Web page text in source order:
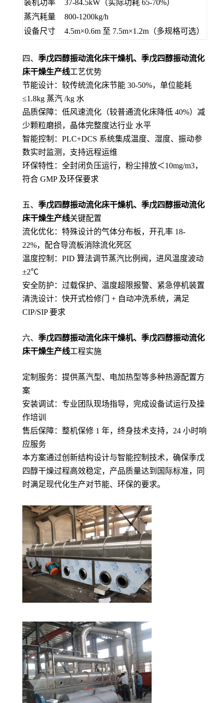
装机功率
37-84.5kW（实际功耗 65-70%）
蒸汽耗量
800-1200kg/h
设备尺寸
4.5m×0.6m 至 7.5m×1.2m（多规格可选）
四、 季戊四醇振动流化床干燥机、季戊四醇振动流化
床干燥生产线工艺优势
节能设计：较传统流化床节能 30-50%，单位能耗
≤1.8kg 蒸汽 /kg 水
品质保障：低风速流化（较普通流化床降低 40%）减
少颗粒磨损，晶体完整度达行业 水平
智能控制：PLC+DCS 系统集成温度、湿度、振动参
数实时监测，支持远程运维
环保特性：全封闭负压运行，粉尘排放＜10mg/m3，
符合 GMP 及环保要求
五、 季戊四醇振动流化床干燥机、季戊四醇振动流化
床干燥生产线关键配置
流化优化：特殊设计的气体分布板，开孔率 18-
22%，配合导流板消除流化死区
温度控制：PID 算法调节蒸汽比例阀，进风温度波动
±2℃
安全防护：过载保护、温度超限报警、紧急停机装置
清洗设计：快开式检修门 + 自动冲洗系统，满足
CIP/SIP 要求
六、 季戊四醇振动流化床干燥机、季戊四醇振动流化
床干燥生产线工程实施
定制服务：提供蒸汽型、电加热型等多种热源配置方
案
安装调试：专业团队现场指导，完成设备试运行及操
作培训
售后保障：整机保修 1 年，终身技术支持，24 小时响
应服务
本方案通过创新结构设计与智能控制技术，确保季戊
四醇干燥过程高效稳定，产品质量达到国际标准，同
时满足现代化生产对节能、环保的要求。